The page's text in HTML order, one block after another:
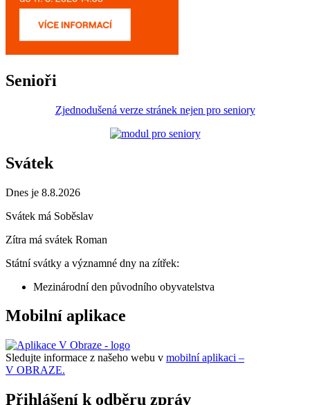
Senioři
Zjednodušená verze stránek nejen pro seniory
Svátek
Dnes je 8.8.2026
Svátek má Soběslav
Zítra má svátek Roman
Státní svátky a významné dny na zítřek:
Mezinárodní den původního obyvatelstva
Mobilní aplikace
Sledujte informace z našeho webu v mobilní aplikaci –
V OBRAZE.
Přihlášení k odběru zpráv